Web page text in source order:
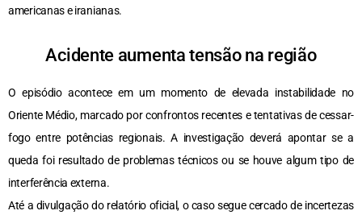
americanas e iranianas.
Acidente aumenta tensão na região
O episódio acontece em um momento de elevada instabilidade no
Oriente Médio, marcado por confrontos recentes e tentativas de cessar-
fogo entre potências regionais. A investigação deverá apontar se a
queda foi resultado de problemas técnicos ou se houve algum tipo de
interferência externa.
Até a divulgação do relatório oficial, o caso segue cercado de incertezas